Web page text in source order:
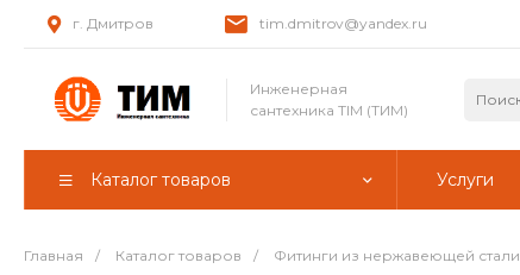
г. Дмитров tim.dmitrov@yandex.ru
Инженерная
сантехника TIM (ТИМ)
Каталог товаров Услуги
Главная / Каталог товаров / Фитинги из нержавеющей стали